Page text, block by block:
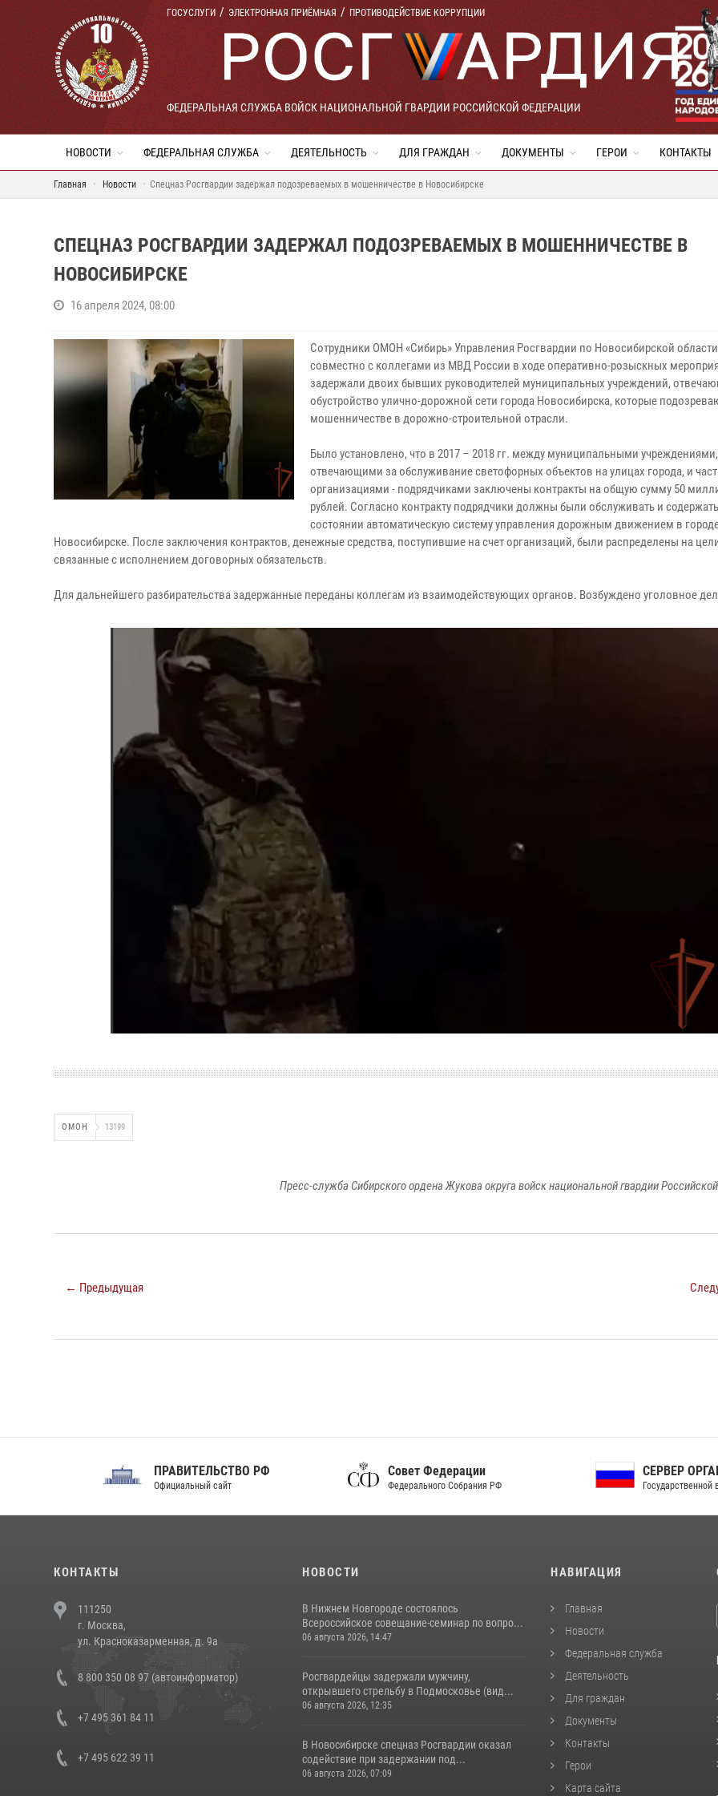
ГОСУСЛУГИ ЭЛЕКТРОННАЯ ПРИЁМНАЯ ПРОТИВОДЕЙСТВИЕ КОРРУПЦИИ
ФЕДЕРАЛЬНАЯ СЛУЖБА ВОЙСК НАЦИОНАЛЬНОЙ ГВАРДИИ РОССИЙСКОЙ ФЕДЕРАЦИИ
НОВОСТИ ФЕДЕРАЛЬНАЯ СЛУЖБА ДЕЯТЕЛЬНОСТЬ ДЛЯ ГРАЖДАН ДОКУМЕНТЫ ГЕРОИ КОНТАКТЫ
Главная Новости Спецназ Росгвардии задержал подозреваемых в мошенничестве в Новосибирске
СПЕЦНАЗ РОСГВАРДИИ ЗАДЕРЖАЛ ПОДОЗРЕВАЕМЫХ В МОШЕННИЧЕСТВЕ В
НОВОСИБИРСКЕ
16 апреля 2024, 08:00
Сотрудники ОМОН «Сибирь» Управления Росгвардии по Новосибирской области
совместно с коллегами из МВД России в ходе оперативно-розыскных
задержали двоих бывших руководителей муниципальных учреждений,
обустройство улично-дорожной сети города Новосибирска, которые
мошенничестве в дорожно-строительной отрасли.
Было установлено, что в 2017 – 2018 гг. между муниципальными учреждениями,
отвечающими за обслуживание светофорных объектов на улицах города, и
организациями - подрядчиками заключены контракты на общую сумму 50
рублей. Согласно контракту подрядчики должны были обслуживать и
состоянии автоматическую систему управления дорожным движением в
Новосибирске. После заключения контрактов, денежные средства, поступившие на счет организаций, были распределены на
связанные с исполнением договорных обязательств.
Для дальнейшего разбирательства задержанные переданы коллегам из взаимодействующих органов. Возбуждено уголовное
ОМОН 13199
Пресс-служба Сибирского ордена Жукова округа войск национальной гвардии
← Предыдущая
ПРАВИТЕЛЬСТВО РФ
Официальный сайт
Совет Федерации
Федерального Собрания РФ
СЕРВЕР ОРГАНОВ
Государственной власти РФ
КОНТАКТЫ
111250
г. Москва,
ул. Красноказарменная, д. 9а
8 800 350 08 97 (автоинформатор)
+7 495 361 84 11
+7 495 622 39 11
НОВОСТИ
В Нижнем Новгороде состоялось
Всероссийское совещание-семинар по вопро...
06 августа 2026, 14:47
Росгвардейцы задержали мужчину,
открывшего стрельбу в Подмосковье (вид...
06 августа 2026, 12:35
В Новосибирске спецназ Росгвардии оказал
содействие при задержании под...
06 августа 2026, 07:09
НАВИГАЦИЯ
Главная
Новости
Федеральная служба
Деятельность
Для граждан
Документы
Контакты
Герои
Карта сайта